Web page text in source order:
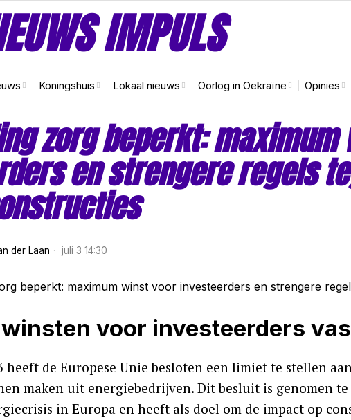
IMPULS
Koningshuis Lokaal nieuws Oorlog in Oekraïne Opinies
zorg beperkt:
en strengere regels
der Laan juli 3 14:30
voor investeerders
heeft de Europese Unie besloten een limiet te stellen
maken uit energiebedrijven. Dit besluit is genomen
in Europa en heeft als doel om de impact op